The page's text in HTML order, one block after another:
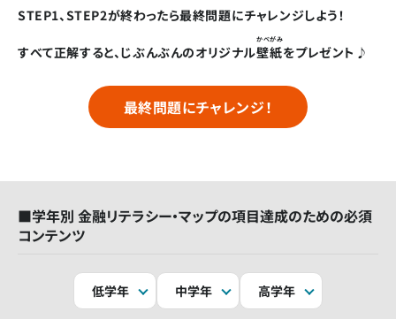
STEP1、STEP2が終わったら最終問題にチャレンジしよう！
すべて正解すると、じぶんぶんのオリジナル壁紙
かべがみ
をプレゼント♪
最終問題にチャレンジ！
■学年別 金融リテラシー・マップの項目達成のための必須
コンテンツ
低学年 中学年 高学年